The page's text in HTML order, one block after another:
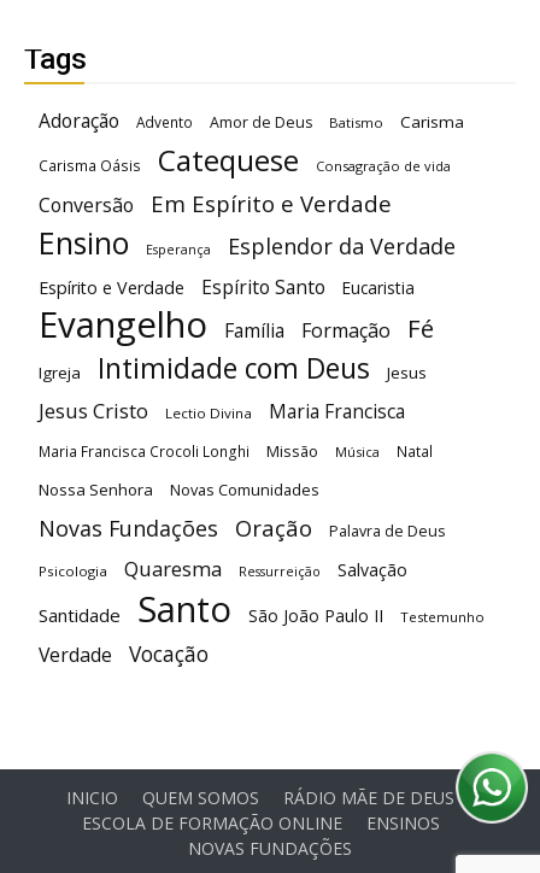
Tags
Adoração Advento Amor de Deus Batismo Carisma
Carisma Oásis Catequese Consagração de vida
Conversão Em Espírito e Verdade
Ensino Esperança Esplendor da Verdade
Espírito e Verdade Espírito Santo Eucaristia
Evangelho Família Formação Fé
Igreja Intimidade com Deus Jesus
Jesus Cristo Lectio Divina Maria Francisca
Maria Francisca Crocoli Longhi Missão Música Natal
Nossa Senhora Novas Comunidades
Novas Fundações Oração Palavra de Deus
Psicologia Quaresma Ressurreição Salvação
Santidade Santo São João Paulo II Testemunho
Verdade Vocação
INICIO QUEM SOMOS
RÁDIO MÃE DE DEUS
ESCOLA DE FORMAÇÃO ONLINE
ENSINOS
NOVAS FUNDAÇÕES